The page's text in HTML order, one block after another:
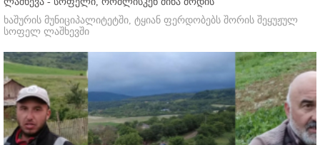
ხაშურის მუნიციპალიტეტში, ტყიან ფერდობებს შორის შეყუჟულ
სოფელ ლაშხევში